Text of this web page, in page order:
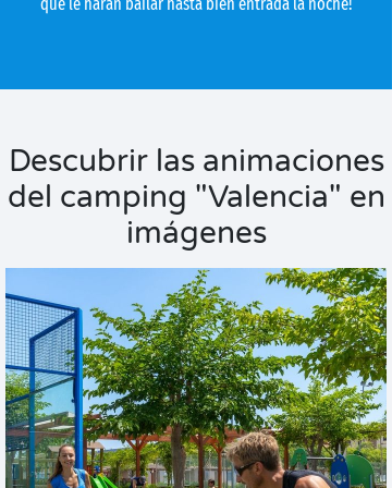
Descubrir las animaciones
del camping "Valencia" en
imágenes